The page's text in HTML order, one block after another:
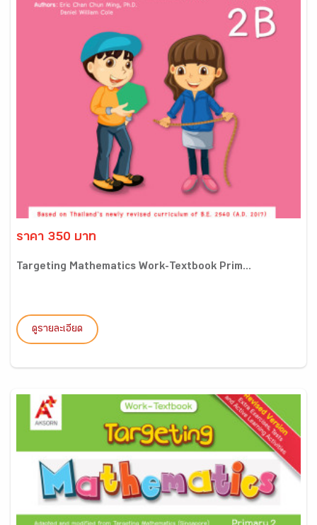
ราคา 350 บาท
Targeting Mathematics Work-Textbook Prim...
ดูรายละเอียด